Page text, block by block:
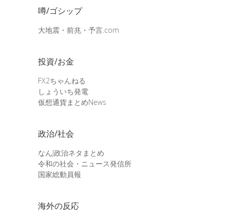
噂/ゴシップ
大地震・前兆・予言.com
投資/お金
FX2ちゃんねる
しょういち発電
仮想通貨まとめNews
政治/社会
なんJ政治ネタまとめ
令和の社会・ニュース発信所
国家総動員報
海外の反応